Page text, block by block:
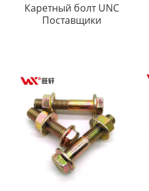
Каретный болт UNC
Поставщики